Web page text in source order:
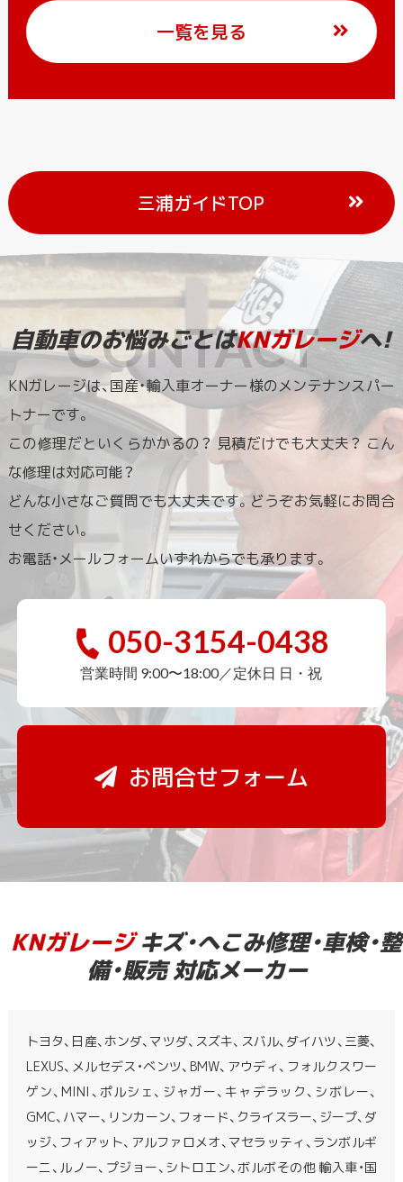
一覧を見る
三浦ガイドTOP
自動車のお悩みごとはKNガレージへ!
KNガレージは、国産・輸入車オーナー様のメンテナンスパー
トナーです。
この修理だといくらかかるの？ 見積だけでも大丈夫？ こん
な修理は対応可能？
どんな小さなご質問でも大丈夫です。どうぞお気軽にお問合
せください。
お電話・メールフォームいずれからでも承ります。
050-3154-0438
営業時間 9:00〜18:00／定休日 日・祝
お問合せフォーム
KNガレージキズ・へこみ修理・車検・整
備・販売 対応メーカー
トヨタ、日産、ホンダ、マツダ、スズキ、スバル、ダイハツ、三菱、
LEXUS、メルセデス・ベンツ、BMW、アウディ、フォルクスワー
ゲン、MINI、ポルシェ、ジャガー、キャデラック、シボレー、
GMC、ハマー、リンカーン、フォード、クライスラー、ジープ、ダ
ッジ、フィアット、アルファロメオ、マセラッティ、ランボルギ
ーニ、ルノー、プジョー、シトロエン、ボルボその他 輸入車・国